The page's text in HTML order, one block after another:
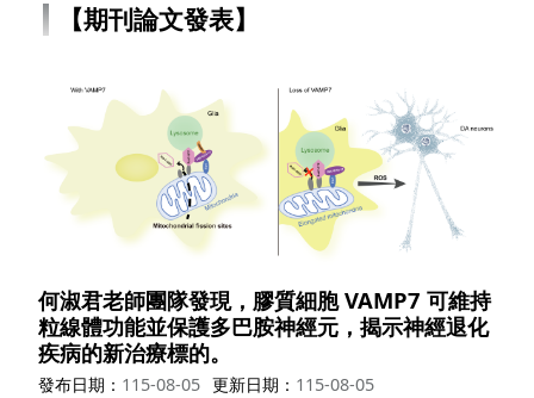
【期刊論文發表】
何淑君老師團隊發現，膠質細胞 VAMP7 可維持
粒線體功能並保護多巴胺神經元，揭示神經退化
疾病的新治療標的。
發布日期 115-08-05 更新日期
115-08-05